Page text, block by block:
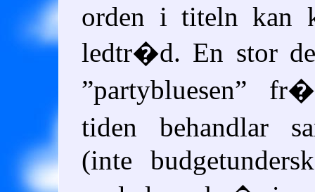
orden i titeln kan
ledtr�d. En stor
partybluesen
tiden behandlar
(inte